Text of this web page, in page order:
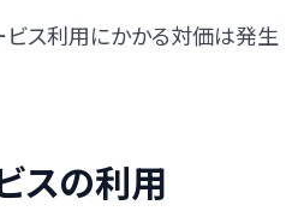
ビス利用にかかる対価は発生
スの利用